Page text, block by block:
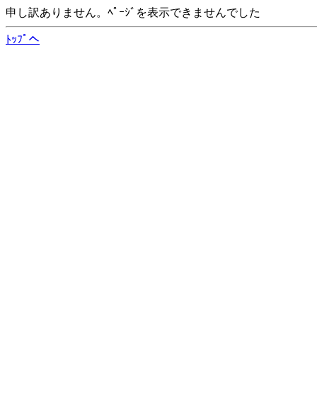
申し訳ありません。ﾍﾟｰｼﾞを表示できませんでした
ﾄｯﾌﾟへ